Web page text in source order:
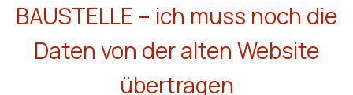
BAUSTELLE – ich muss noch die
Daten von der alten Website
übertragen